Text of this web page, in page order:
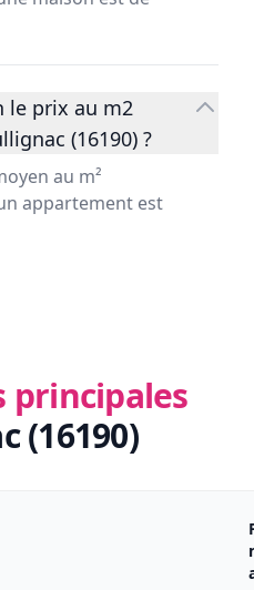
le prix au m2
(16190) ?
au m²
appartement est
principales
(16190)